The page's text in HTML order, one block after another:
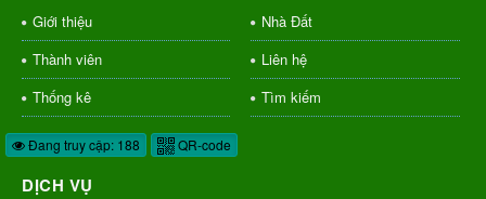
Giới thiệu
Nhà Đất
Thành viên
Liên hệ
Thống kê
Tìm kiếm
Đang truy cập: 188 QR-code
DỊCH VỤ